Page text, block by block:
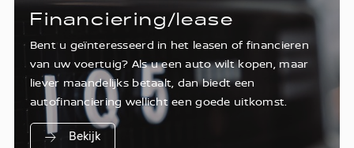
Financiering/lease
Bent u geïnteresseerd in het leasen of financieren
van uw voertuig? Als u een auto wilt kopen, maar
liever maandelijks betaalt, dan biedt een
autofinanciering wellicht een goede uitkomst.
Bekijk